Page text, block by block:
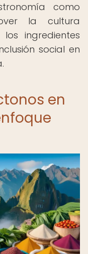
como
la cultura
ingredientes
social en
en